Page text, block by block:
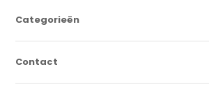
Categorieën
Contact